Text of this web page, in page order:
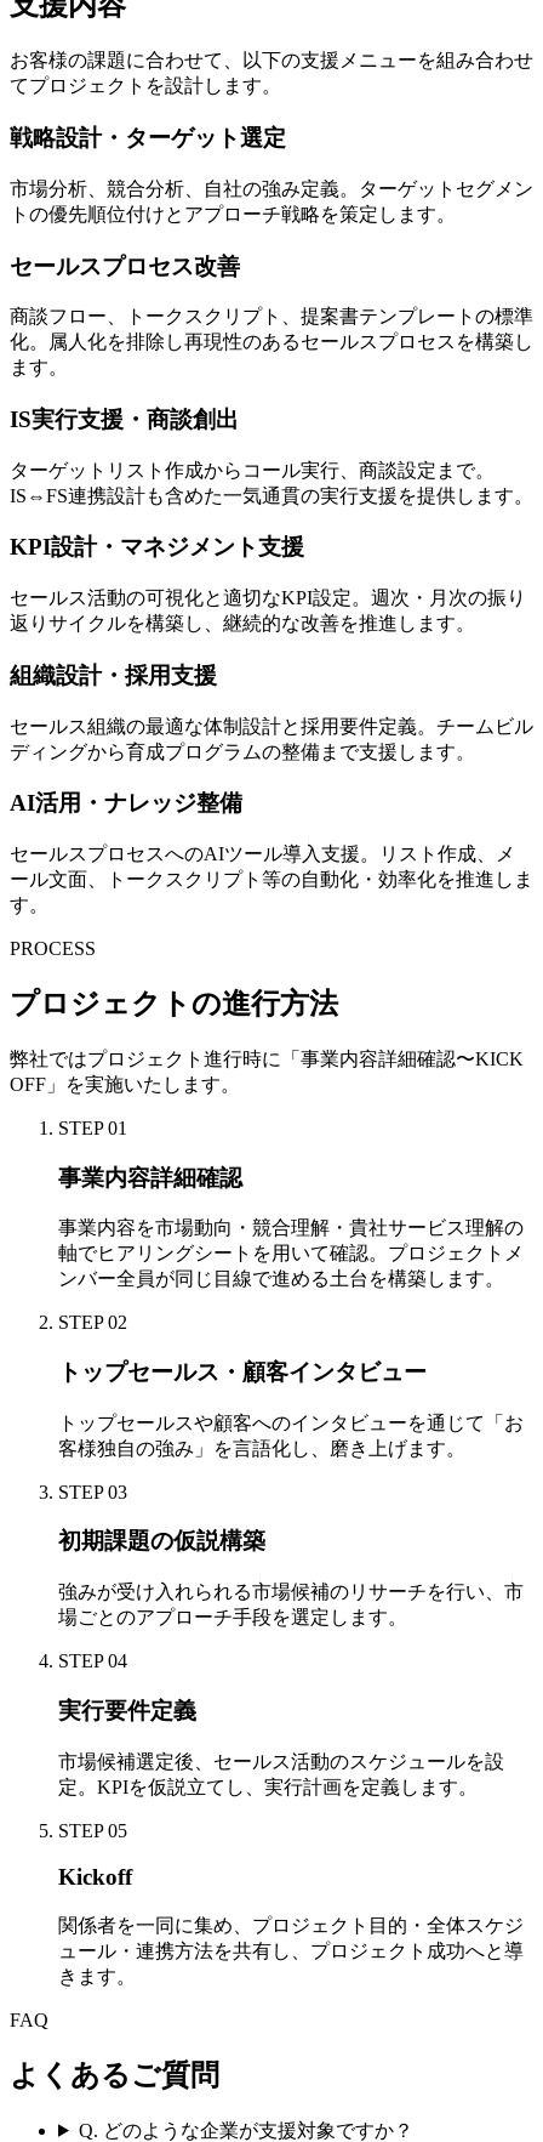
お客様の課題に合わせて、以下の支援メニューを組み合わせ
てプロジェクトを設計します。
戦略設計・ターゲット選定
市場分析、競合分析、自社の強み定義。ターゲットセグメン
トの優先順位付けとアプローチ戦略を策定します。
セールスプロセス改善
商談フロー、トークスクリプト、提案書テンプレートの標準
化。属人化を排除し再現性のあるセールスプロセスを構築し
ます。
IS実行支援・商談創出
ターゲットリスト作成からコール実行、商談設定まで。
IS⇔FS連携設計も含めた一気通貫の実行支援を提供します。
KPI設計・マネジメント支援
セールス活動の可視化と適切なKPI設定。週次・月次の振り
返りサイクルを構築し、継続的な改善を推進します。
組織設計・採用支援
セールス組織の最適な体制設計と採用要件定義。チームビル
ディングから育成プログラムの整備まで支援します。
AI活用・ナレッジ整備
セールスプロセスへのAIツール導入支援。リスト作成、メ
ール文面、トークスクリプト等の自動化・効率化を推進しま
す。
PROCESS
プロジェクトの進行方法
弊社ではプロジェクト進行時に「事業内容詳細確認〜KICK
OFF」を実施いたします。
STEP 01
事業内容詳細確認
事業内容を市場動向・競合理解・貴社サービス理解の
軸でヒアリングシートを用いて確認。プロジェクトメ
ンバー全員が同じ目線で進める土台を構築します。
STEP 02
トップセールス・顧客インタビュー
トップセールスや顧客へのインタビューを通じて「お
客様独自の強み」を言語化し、磨き上げます。
STEP 03
初期課題の仮説構築
強みが受け入れられる市場候補のリサーチを行い、市
場ごとのアプローチ手段を選定します。
STEP 04
実行要件定義
市場候補選定後、セールス活動のスケジュールを設
定。KPIを仮説立てし、実行計画を定義します。
STEP 05
Kickoff
関係者を一同に集め、プロジェクト目的・全体スケジ
ュール・連携方法を共有し、プロジェクト成功へと導
きます。
FAQ
よくあるご質問
Q. どのような企業が支援対象ですか？